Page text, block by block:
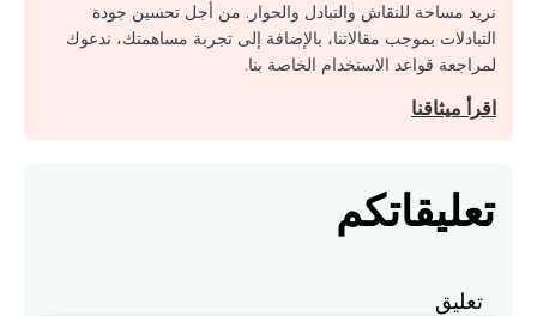
نريد مساحة للنقاش والتبادل والحوار. من أجل تحسين جودة
التبادلات بموجب مقالاتنا، بالإضافة إلى تجربة مساهمتك، ندعوك
لمراجعة قواعد الاستخدام الخاصة بنا.
اقرأ ميثاقنا
تعليقاتكم
تعليق